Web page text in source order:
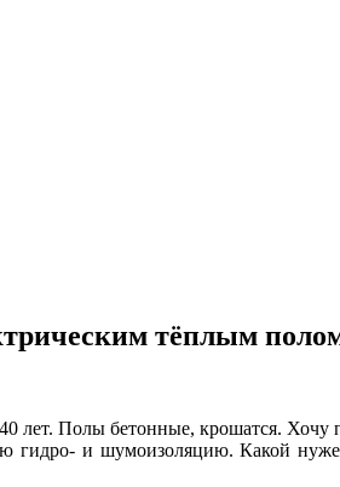
тёплым
лет. Полы бетонные, крошатся.
гидро- и шумоизоляцию. Какой